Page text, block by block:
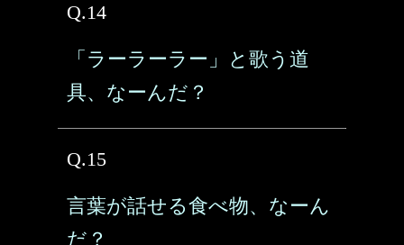
Q.14
「ラーラーラー」と歌う道
具、なーんだ？
Q.15
言葉が話せる食べ物、なーん
だ？